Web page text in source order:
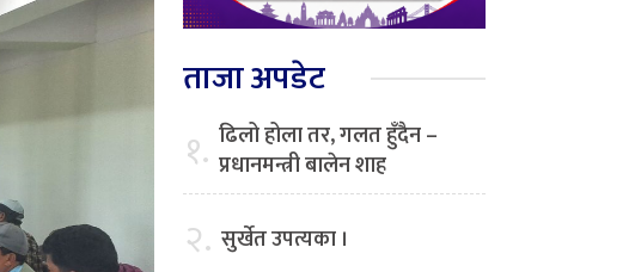
ताजा अपडेट
१. ढिलो होला तर, गलत हुँदैन –
प्रधानमन्त्री बालेन शाह
२. सुर्खेत उपत्यका ।